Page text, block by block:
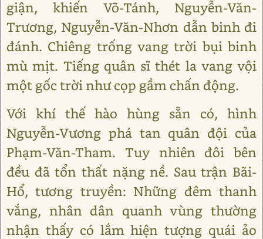
giận, khiến Võ-Tánh, Nguyễn-Văn-
Trương, Nguyễn-Văn-Nhơn dẫn binh đi
đánh. Chiêng trống vang trời bụi binh
mù mịt. Tiếng quân sĩ thét la vang vội
một gốc trời như cọp gầm chấn động.
Với khí thế hào hùng sẵn có, hình
Nguyễn-Vương phá tan quân đội của
Phạm-Văn-Tham. Tuy nhiên đôi bên
đều đã tổn thất nặng nề. Sau trận Bãi-
Hổ, tương truyền: Những đêm thanh
vắng, nhân dân quanh vùng thường
nhận thấy có lắm hiện tượng quái ảo